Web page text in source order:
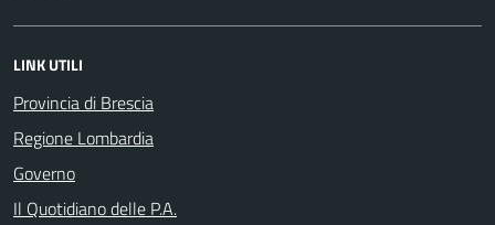
LINK UTILI
Provincia di Brescia
Regione Lombardia
Governo
Il Quotidiano delle P.A.